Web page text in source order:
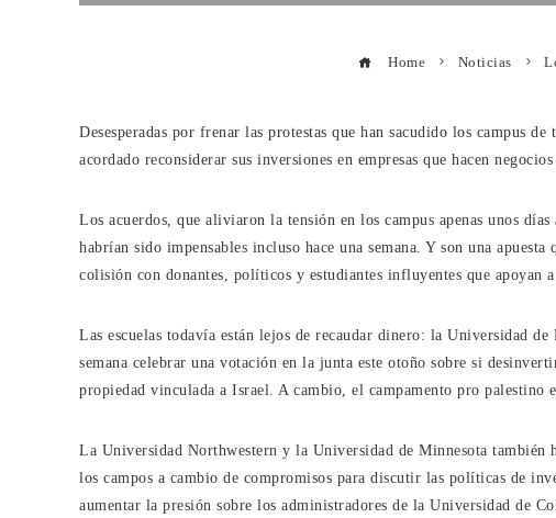
Home Noticias
Desesperadas por frenar las protestas que han sacudido los campus
acordado reconsiderar sus inversiones en empresas que hacen
Los acuerdos, que aliviaron la tensión en los campus apenas unos
habrían sido impensables incluso hace una semana. Y son una
colisión con donantes, políticos y estudiantes influyentes que apoyan
Las escuelas todavía están lejos de recaudar dinero: la Universidad
semana celebrar una votación en la junta este otoño sobre si
propiedad vinculada a Israel. A cambio, el campamento pro palestino
La Universidad Northwestern y la Universidad de Minnesota también
los campos a cambio de compromisos para discutir las políticas de
aumentar la presión sobre los administradores de la Universidad de